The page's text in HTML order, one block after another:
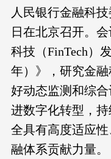
人民银行金融科
日在北京召开。
科技（FinTech）
年）》，研究金
好动态监测和综
进数字化转型，
全具有高度适应
融体系贡献力量。